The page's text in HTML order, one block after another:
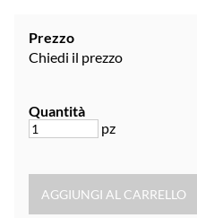
Prezzo
Chiedi il prezzo
Quantità
pz